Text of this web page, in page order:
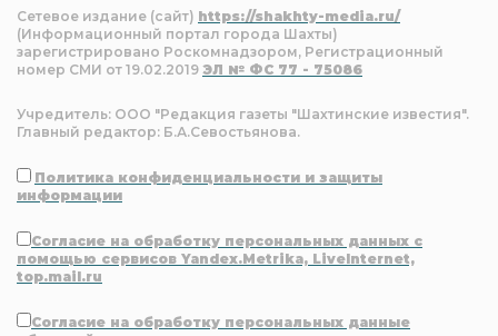
Сетевое издание (сайт) https://shakhty-media.ru/
(Информационный портал города Шахты)
зарегистрировано Роскомнадзором, Регистрационный
номер СМИ от 19.02.2019 ЭЛ № ФС 77 - 75086
Учредитель: ООО "Редакция газеты "Шахтинские известия".
Главный редактор: Б.А.Севостьянова.
Политика конфиденциальности и защиты
информации
Согласие на обработку персональных данных с
помощью сервисов Yandex.Metrika, LiveInternet,
top.mail.ru
Согласие на обработку персональных данные